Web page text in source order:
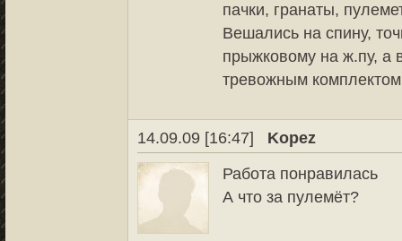
пачки, гранаты,
Вешались на спину,
прыжковому на ж.пу, а
тревожным
14.09.09 [16:47]
Kopez
Работа понравилась
А что за пулемёт?